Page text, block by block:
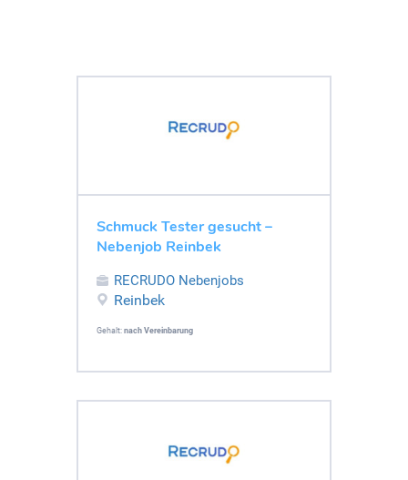
Schmuck Tester gesucht –
Nebenjob Reinbek
RECRUDO Nebenjobs
Reinbek
Gehalt: nach Vereinbarung